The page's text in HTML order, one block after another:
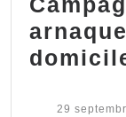
29